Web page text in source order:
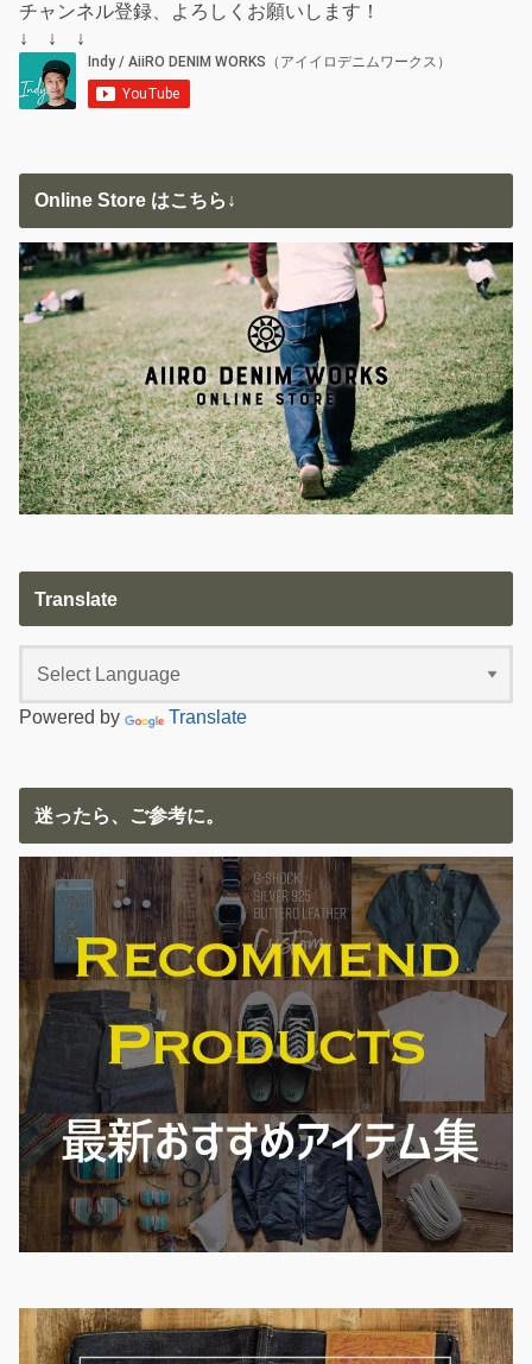
チャンネル登録、よろしくお願いします！
↓ ↓ ↓
Online Store はこちら↓
Translate
Powered by Translate
迷ったら、ご参考に。